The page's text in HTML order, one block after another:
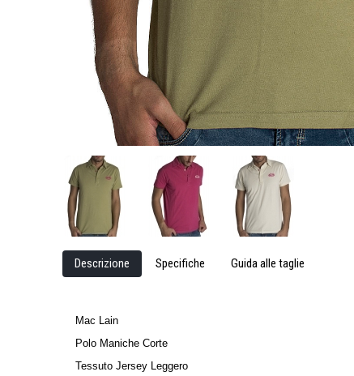
Descrizione Specifiche Guida alle taglie
Mac Lain
Polo Maniche Corte
Tessuto Jersey Leggero